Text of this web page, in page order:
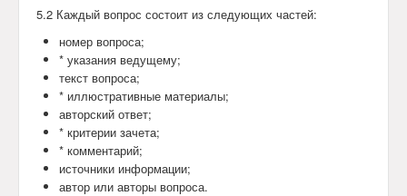
5.2 Каждый вопрос состоит из следующих частей:
номер вопроса;
* указания ведущему;
текст вопроса;
* иллюстративные материалы;
авторский ответ;
* критерии зачета;
* комментарий;
источники информации;
автор или авторы вопроса.